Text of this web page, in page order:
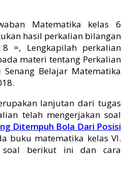
Matematika kelas 6
hasil perkalian bilangan
=, Lengkapilah perkalian
materi tentang Perkalian
Belajar Matematika
lanjutan dari tugas
telah mengerjakan soal
Ditempuh Bola Dari Posisi
buku matematika kelas VI.
soal berikut ini dan cara